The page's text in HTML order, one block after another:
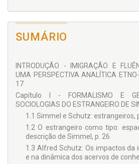
massa, sem outro propósito
demanda de informação resumida.
público, a Juruá Editora e o
Prof. Fernando Rister de Sousa Lima
disciplinas propedêuticas do Direito.
coragem, ousadia e forte sentimento
reclamou-se de guarida de um grupo
que, prontamente, aceitaram
desta Biblioteca, cada qual, é
teórica, porém, todos ligados a uma
SUMÁRIO
INTRODUÇÃO - IMIGRAÇÃO E
UMA PERSPECTIVA ANALÍTICA ETNO-
17
Capítulo I - FORMALISMO E
SOCIOLOGIAS DO ESTRANGEIRO DE
1.1 Simmel e Schutz: estrangeiros,
1.2 O estrangeiro como tipo:
descrição de Simmel, p. 26
1.3 Alfred Schutz: Os impactos da
e na dinâmica dos acervos de